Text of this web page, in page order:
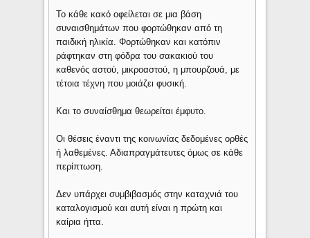
Το κάθε κακό οφείλεται σε μια βάση
συναισθημάτων που φορτώθηκαν από τη
παιδική ηλικία. Φορτώθηκαν και κατόπιν
ράφτηκαν στη φόδρα του σακακιού του
καθενός αστού, μικροαστού, η μπουρζουά, με
τέτοια τέχνη που μοιάζει φυσική.
Και το συναίσθημα θεωρείται έμφυτο.
Οι θέσεις έναντι της κοινωνίας δεδομένες ορθές
ή λαθεμένες. Αδιαπραγμάτευτες όμως σε κάθε
περίπτωση.
Δεν υπάρχει συμβιβασμός στην καταχνιά του
καταλογισμού και αυτή είναι η πρώτη και
καίρια ήττα.